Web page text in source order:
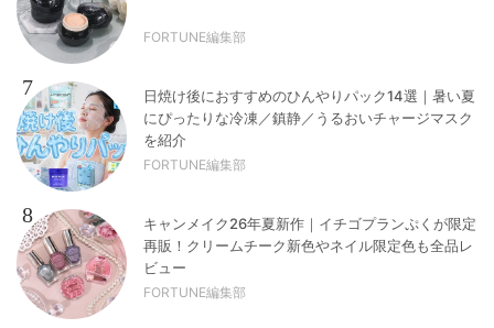
FORTUNE編集部
7
日焼け後におすすめのひんやりパック14選｜暑い夏
にぴったりな冷凍／鎮静／うるおいチャージマスク
を紹介
FORTUNE編集部
8
キャンメイク26年夏新作｜イチゴプランぷくが限定
再販！クリームチーク新色やネイル限定色も全品レ
ビュー
FORTUNE編集部